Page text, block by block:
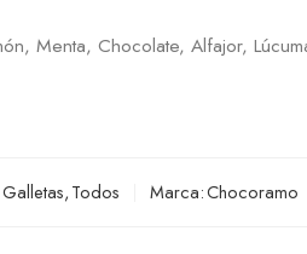
Menta, Chocolate, Alfajor,
Galletas,Todos Marca:Chocoramo